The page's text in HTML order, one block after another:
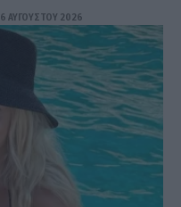
6 ΑΥΓΟΎΣΤΟΥ 2026